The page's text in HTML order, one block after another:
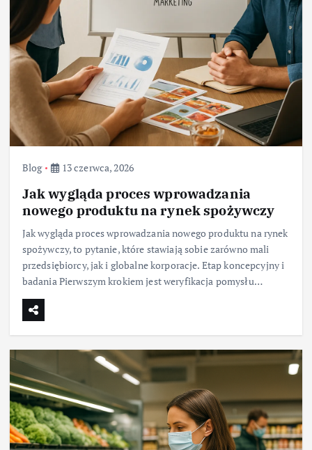
Blog 13 czerwca, 2026
Jak wygląda proces wprowadzania
nowego produktu na rynek spożywczy
Jak wygląda proces wprowadzania nowego produktu na rynek
spożywczy, to pytanie, które stawiają sobie zarówno mali
przedsiębiorcy, jak i globalne korporacje. Etap koncepcyjny i
badania Pierwszym krokiem jest weryfikacja pomysłu…